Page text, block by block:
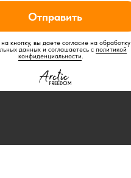
Отправить
кнопку, вы даете согласие на обработку
данных и соглашаетесь c политикой
конфиденциальности.